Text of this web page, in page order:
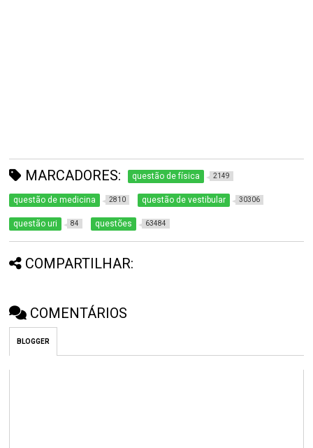
MARCADORES: questão de física 2149
questão de medicina 2810 questão de vestibular 30306
questão uri 84 questões 63484
COMPARTILHAR:
COMENTÁRIOS
BLOGGER